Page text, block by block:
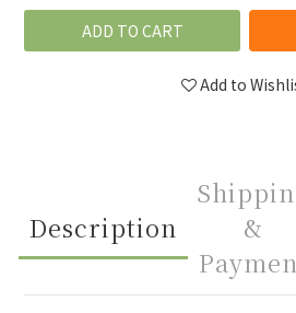
ADD TO CART
Add to
Description
&